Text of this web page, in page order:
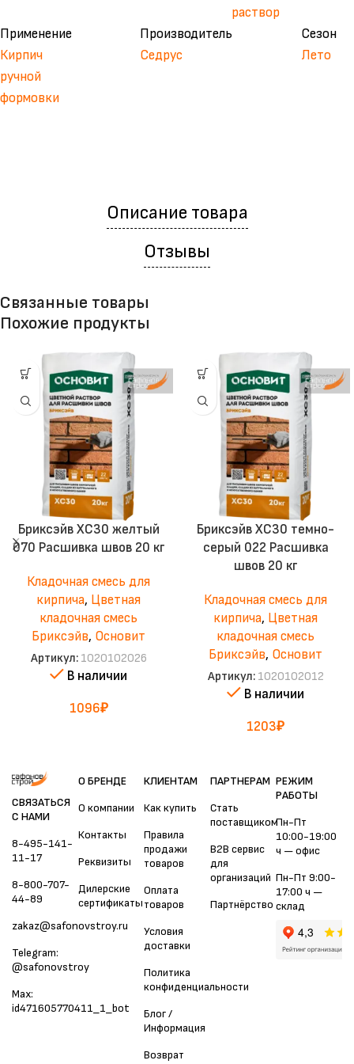
Описание товара
Отзывы
раствор
Применение
Кирпич
ручной
формовки
Производитель
Седрус
Сезон
Лето
Связанные товары
Похожие продукты
Бриксэйв ХС30 желтый
070 Расшивка швов 20 кг
Кладочная смесь для
кирпича, Цветная
кладочная смесь
Бриксэйв, Основит
Артикул: 1020102026
В наличии
1096₽
Бриксэйв XC30 темно-
серый 022 Расшивка
швов 20 кг
Кладочная смесь для
кирпича, Цветная
кладочная смесь
Бриксэйв, Основит
Артикул: 1020102012
В наличии
1203₽
СВЯЗАТЬСЯ
С НАМИ
8-495-141-
11-17
8-800-707-
44-89
zakaz@safonovstroy.ru
Telegram:
@safonovstroy
Max:
id471605770411_1_bot
О БРЕНДЕ
О компании
Контакты
Реквизиты
Дилерские
сертификаты
КЛИЕНТАМ
Как купить
Правила
продажи
товаров
Оплата
товаров
Условия
доставки
Политика
конфиденциальности
Блог /
Информация
Возврат
ПАРТНЕРАМ
Стать
поставщиком
B2B сервис
для
организаций
Партнёрство
РЕЖИМ
РАБОТЫ
Пн-Пт
10:00-19:00
ч — офис
Пн-Пт 9:00-
17:00 ч —
склад